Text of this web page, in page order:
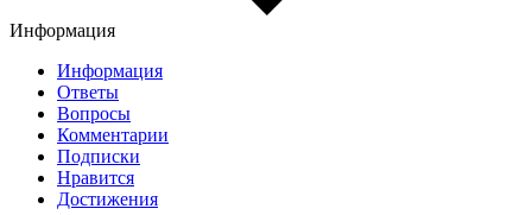
Информация
Информация
Ответы
Вопросы
Комментарии
Подписки
Нравится
Достижения